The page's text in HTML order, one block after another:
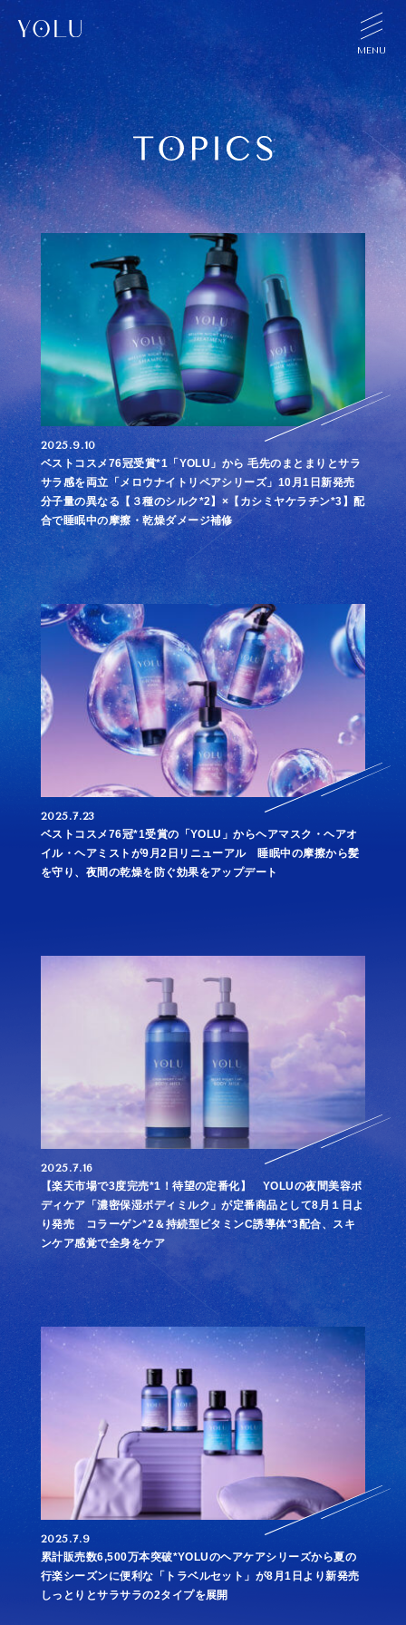
TOP
CONCEPT
PRODUCT
SHOP
TOPICS
FAQ
Instagra
m
TikTok
公式ストア で購入する
Rakuten で購入する
Amazon で購入する
で購入する
2025.9.10
ベストコスメ76冠受賞*1「YOLU」から 毛先のまとまりとサラ
サラ感を両立「メロウナイトリペアシリーズ」10月1日新発売
分子量の異なる【３種のシルク*2】×【カシミヤケラチン*3】配
合で睡眠中の摩擦・乾燥ダメージ補修
2025.7.23
ベストコスメ76冠*1受賞の「YOLU」からヘアマスク・ヘアオ
イル・ヘアミストが9月2日リニューアル 睡眠中の摩擦から髪
を守り、夜間の乾燥を防ぐ効果をアップデート
2025.7.16
【楽天市場で3度完売*1！待望の定番化】 YOLUの夜間美容ボ
ディケア「濃密保湿ボディミルク」が定番商品として8月１日よ
り発売 コラーゲン*2＆持続型ビタミンC誘導体*3配合、スキ
ンケア感覚で全身をケア
2025.7.9
累計販売数6,500万本突破*YOLUのヘアケアシリーズから夏の
行楽シーズンに便利な「トラベルセット」が8月1日より新発売
しっとりとサラサラの2タイプを展開